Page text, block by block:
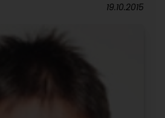
19.10.2015